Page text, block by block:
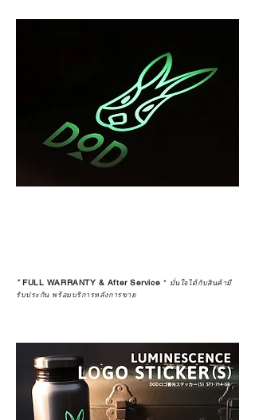
*FULL WARRANTY & After Service * มั่นใจได้กับสินค้ามี
รับประกัน พร้อมบริการหลังการขาย